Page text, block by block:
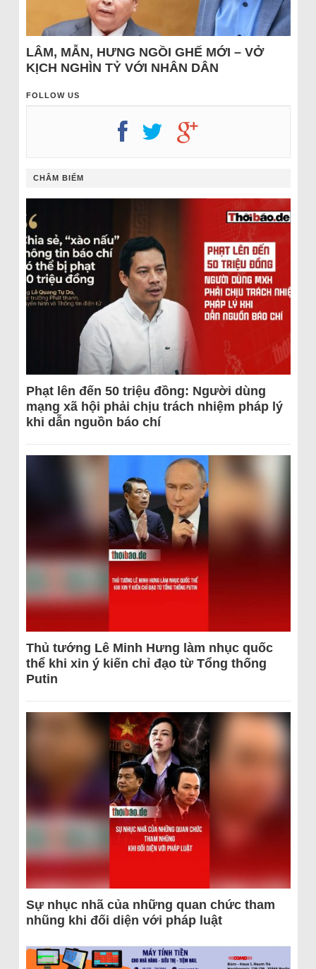
LÂM, MẪN, HƯNG NGỒI GHẾ MỚI – VỞ
KỊCH NGHÌN TỶ VỚI NHÂN DÂN
FOLLOW US
CHÂM BIẾM
Phạt lên đến 50 triệu đồng: Người dùng
mạng xã hội phải chịu trách nhiệm pháp lý
khi dẫn nguồn báo chí
Thủ tướng Lê Minh Hưng làm nhục quốc
thể khi xin ý kiến chỉ đạo từ Tổng thống
Putin
Sự nhục nhã của những quan chức tham
nhũng khi đối diện với pháp luật